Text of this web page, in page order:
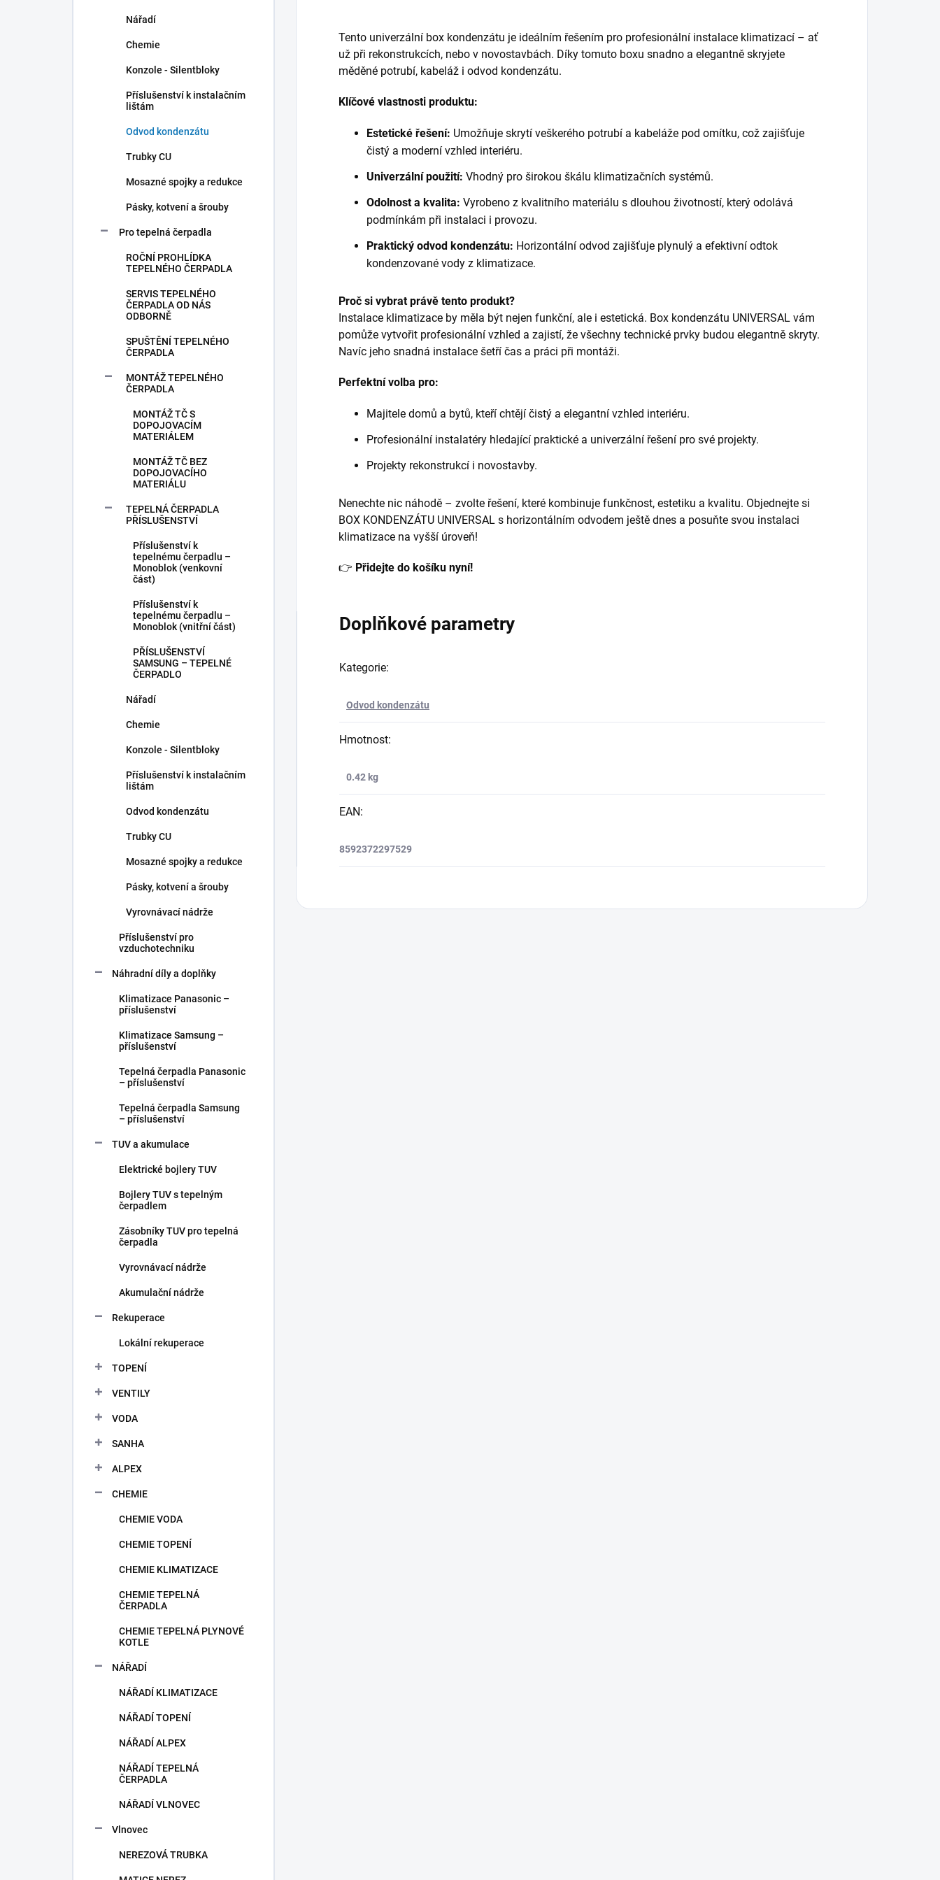
Nářadí
Chemie
Konzole - Silentbloky
Příslušenství k instalačním
lištám
Odvod kondenzátu
Trubky CU
Mosazné spojky a redukce
Pásky, kotvení a šrouby
Pro tepelná čerpadla
ROČNÍ PROHLÍDKA
TEPELNÉHO ČERPADLA
SERVIS TEPELNÉHO
ČERPADLA OD NÁS
ODBORNĚ
SPUŠTĚNÍ TEPELNÉHO
ČERPADLA
MONTÁŽ TEPELNÉHO
ČERPADLA
MONTÁŽ TČ S
DOPOJOVACÍM
MATERIÁLEM
MONTÁŽ TČ BEZ
DOPOJOVACÍHO
MATERIÁLU
TEPELNÁ ČERPADLA
PŘÍSLUŠENSTVÍ
Příslušenství k
tepelnému čerpadlu –
Monoblok (venkovní
část)
Příslušenství k
tepelnému čerpadlu –
Monoblok (vnitřní část)
PŘÍSLUŠENSTVÍ
SAMSUNG – TEPELNÉ
ČERPADLO
Nářadí
Chemie
Konzole - Silentbloky
Příslušenství k instalačním
lištám
Odvod kondenzátu
Trubky CU
Mosazné spojky a redukce
Pásky, kotvení a šrouby
Vyrovnávací nádrže
Příslušenství pro
vzduchotechniku
Náhradní díly a doplňky
Klimatizace Panasonic –
příslušenství
Klimatizace Samsung –
příslušenství
Tepelná čerpadla Panasonic
– příslušenství
Tepelná čerpadla Samsung
– příslušenství
TUV a akumulace
Elektrické bojlery TUV
Bojlery TUV s tepelným
čerpadlem
Zásobníky TUV pro tepelná
čerpadla
Vyrovnávací nádrže
Akumulační nádrže
Rekuperace
Lokální rekuperace
TOPENÍ
VENTILY
VODA
SANHA
ALPEX
CHEMIE
CHEMIE VODA
CHEMIE TOPENÍ
CHEMIE KLIMATIZACE
CHEMIE TEPELNÁ
ČERPADLA
CHEMIE TEPELNÁ PLYNOVÉ
KOTLE
NÁŘADÍ
NÁŘADÍ KLIMATIZACE
NÁŘADÍ TOPENÍ
NÁŘADÍ ALPEX
NÁŘADÍ TEPELNÁ
ČERPADLA
NÁŘADÍ VLNOVEC
Vlnovec
NEREZOVÁ TRUBKA
Tento univerzální box kondenzátu je ideálním řešením pro profesionální instalace klimatizací – ať
už při rekonstrukcích, nebo v novostavbách. Díky tomuto boxu snadno a elegantně skryjete
měděné potrubí, kabeláž i odvod kondenzátu.
Klíčové vlastnosti produktu:
Estetické řešení: Umožňuje skrytí veškerého potrubí a kabeláže pod omítku, což zajišťuje
čistý a moderní vzhled interiéru.
Univerzální použití: Vhodný pro širokou škálu klimatizačních systémů.
Odolnost a kvalita: Vyrobeno z kvalitního materiálu s dlouhou životností, který odolává
podmínkám při instalaci i provozu.
Praktický odvod kondenzátu: Horizontální odvod zajišťuje plynulý a efektivní odtok
kondenzované vody z klimatizace.
Proč si vybrat právě tento produkt?
Instalace klimatizace by měla být nejen funkční, ale i estetická. Box kondenzátu UNIVERSAL vám
pomůže vytvořit profesionální vzhled a zajistí, že všechny technické prvky budou elegantně skryty.
Navíc jeho snadná instalace šetří čas a práci při montáži.
Perfektní volba pro:
Majitele domů a bytů, kteří chtějí čistý a elegantní vzhled interiéru.
Profesionální instalatéry hledající praktické a univerzální řešení pro své projekty.
Projekty rekonstrukcí i novostavby.
Nenechte nic náhodě – zvolte řešení, které kombinuje funkčnost, estetiku a kvalitu. Objednejte si
BOX KONDENZÁTU UNIVERSAL s horizontálním odvodem ještě dnes a posuňte svou instalaci
klimatizace na vyšší úroveň!
👉 Přidejte do košíku nyní!
Doplňkové parametry
Kategorie:
Odvod kondenzátu
Hmotnost:
0.42 kg
EAN:
8592372297529